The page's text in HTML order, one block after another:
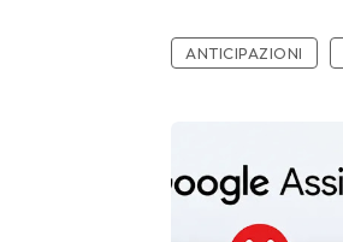
ANTICIPAZIONI